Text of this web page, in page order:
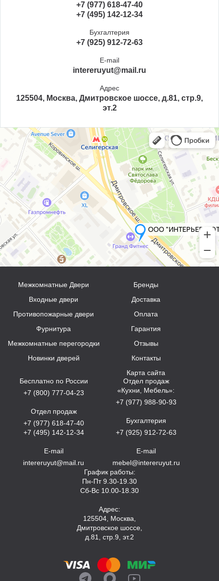
+7 (977) 618-47-40
+7 (495) 142-12-34
Бухгалтерия
+7 (925) 912-72-63
E-mail
intereruyut@mail.ru
Адрес
125504, Москва, Дмитровское шоссе, д.81, стр.9,
эт.2
Межкомнатные Двери
Входные двери
Противопожарные двери
Фурнитура
Межкомнатные перегородки
Новинки дверей
Бренды
Доставка
Оплата
Гарантия
Отзывы
Контакты
Карта сайта
Бесплатно по России
+7 (800) 777-04-23
Отдел продаж
+7 (977) 618-47-40
+7 (495) 142-12-34
E-mail
intereruyut@mail.ru
Отдел продаж
«Кухни, Мебель»:
+7 (977) 988-90-93
Бухгалтерия
+7 (925) 912-72-63
E-mail
mebel@intereruyut.ru
График работы:
Пн-Пт 9.30-19.30
Сб-Вс 10.00-18.30
Адрес:
125504, Москва,
Дмитровское шоссе,
д.81, стр.9, эт.2